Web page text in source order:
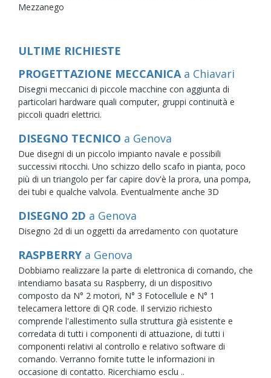
Mezzanego
ULTIME RICHIESTE
PROGETTAZIONE MECCANICA a Chiavari
Disegni meccanici di piccole macchine con aggiunta di
particolari hardware quali computer, gruppi continuità e
piccoli quadri elettrici.
DISEGNO TECNICO a Genova
Due disegni di un piccolo impianto navale e possibili
successivi ritocchi. Uno schizzo dello scafo in pianta, poco
più di un triangolo per far capire dov'è la prora, una pompa,
dei tubi e qualche valvola. Eventualmente anche 3D
DISEGNO 2D a Genova
Disegno 2d di un oggetti da arredamento con quotature
RASPBERRY a Genova
Dobbiamo realizzare la parte di elettronica di comando, che
intendiamo basata su Raspberry, di un dispositivo
composto da N° 2 motori, N° 3 Fotocellule e N° 1
telecamera lettore di QR code. Il servizio richiesto
comprende l'allestimento sulla struttura già esistente e
corredata di tutti i componenti di attuazione, di tutti i
componenti relativi al controllo e relativo software di
comando. Verranno fornite tutte le informazioni in
occasione di contatto. Ricerchiamo esclu ..